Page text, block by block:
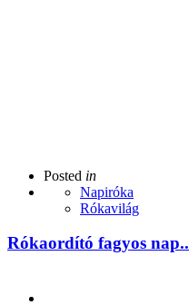
Posted in
Napiróka
Rókavilág
Rókaordító fagyos nap..